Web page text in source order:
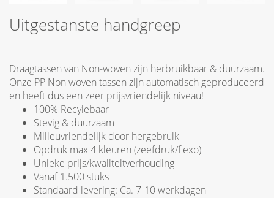
Uitgestanste handgreep
Draagtassen van Non-woven zijn herbruikbaar & duurzaam.
Onze PP Non woven tassen zijn automatisch geproduceerd
en heeft dus een zeer prijsvriendelijk niveau!
100% Recylebaar
Stevig & duurzaam
Milieuvriendelijk door hergebruik
Opdruk max 4 kleuren (zeefdruk/flexo)
Unieke prijs/kwaliteitverhouding
Vanaf 1.500 stuks
Standaard levering: Ca. 7-10 werkdagen